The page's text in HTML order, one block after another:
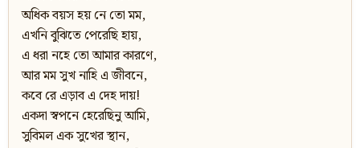
অধিক বয়স হয় নে তো মম,
এখনি বুঝিতে পেরেছি হায়,
এ ধরা নহে তো আমার কারণে,
আর মম সুখ নাহি এ জীবনে,
কবে রে এড়াব এ দেহ দায়!
একদা স্বপনে হেরেছিনু আমি,
সুবিমল এক সুখের স্থান,